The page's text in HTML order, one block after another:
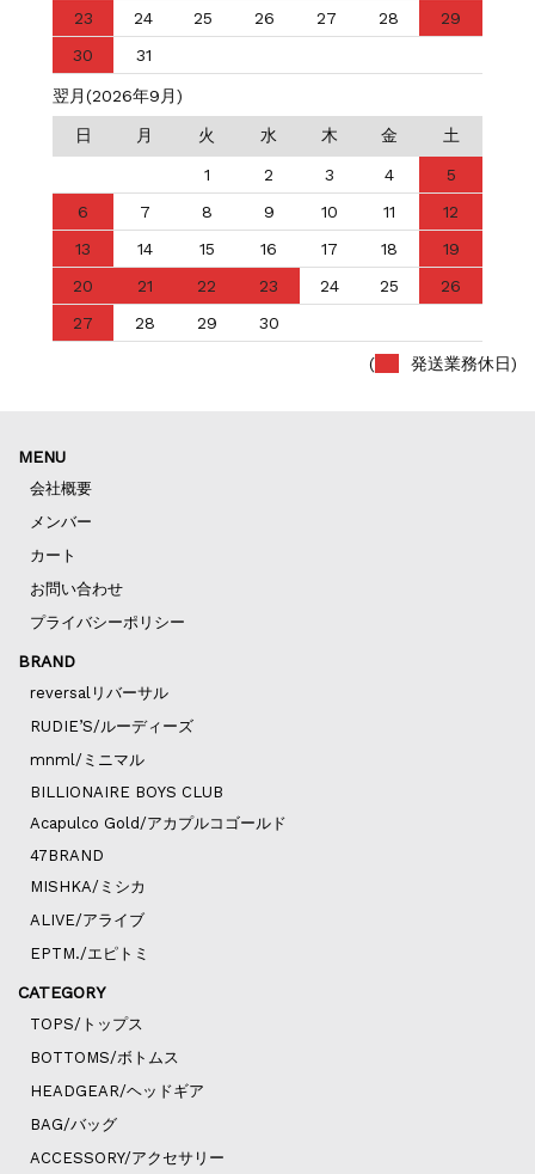
23
24 25 26 27 28
29
30
31
翌月(2026年9月)
日 月 火 水 木 金 土
1 2 3 4
5
6
7 8 9 10 11
12
13
14 15 16 17 18
19
20
21 22 23 24 25
26
27
28 29 30
( 発送業務休日)
MENU
会社概要
メンバー
カート
お問い合わせ
プライバシーポリシー
BRAND
reversalリバーサル
RUDIE’S/ルーディーズ
mnml/ミニマル
BILLIONAIRE BOYS CLUB
Acapulco Gold/アカプルコゴールド
47BRAND
MISHKA/ミシカ
ALIVE/アライブ
EPTM./エピトミ
CATEGORY
TOPS/トップス
BOTTOMS/ボトムス
HEADGEAR/ヘッドギア
BAG/バッグ
ACCESSORY/アクセサリー